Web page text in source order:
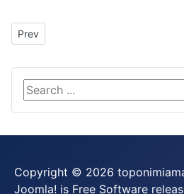
Previous article: Copa d'Or
Prev
Search ...
Copyright © 2026
Joomla! is Free Software